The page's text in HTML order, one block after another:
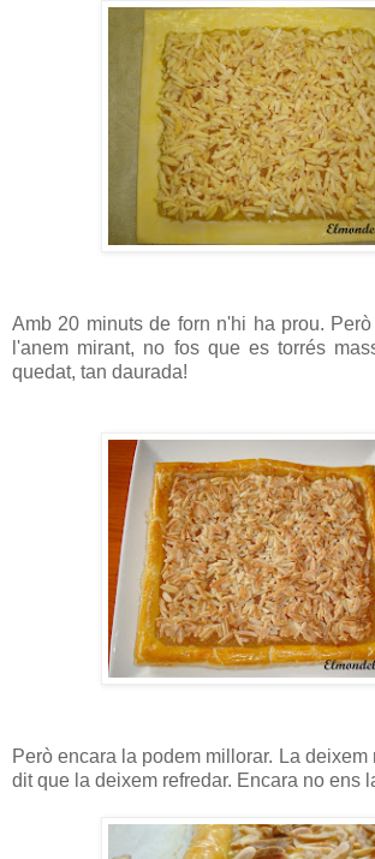
Amb 20 minuts de forn n'hi ha prou.
l'anem mirant, no fos que es torrés
quedat, tan daurada!
Però encara la podem millorar. La deixem
dit que la deixem refredar. Encara no ens